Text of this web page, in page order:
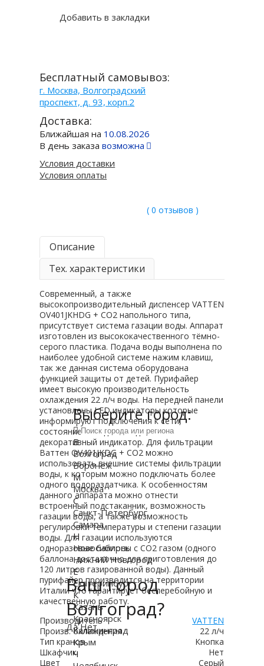
Добавить в закладки
Бесплатный самовывоз:
г. Москва, Волгоградский
проспект, д. 93, корп.2
Доставка:
Ближайшая на 10.08.2026
В день заказавозможна
Условия доставки
Условия оплаты
( 0 отзывов )
Описание
Тех. характеристики
Современный, а также
высокопроизводительный диспенсер VATTEN
OV401JKHDG + СО2 напольного типа,
присутствует система газации воды. Аппарат
изготовлен из высококачественного тёмно-
серого пластика. Подача воды выполнена по
наиболее удобной системе нажим клавиш,
так же данная система оборудована
функцией защиты от детей. Пурифайер
имеет высокую производительность
охлаждения 22 л/ч воды. На передней панели
установлены LED индикаторы которые
информируют подключения к сети,
состояние холодной воды, а также
декоративный индикатор. Для фильтрации
Ваттен OV401JKDG + СО2 можно
использовать внешние системы фильтрации
воды, к которым можно подключать более
одного водораздатчика. К особенностям
данного аппарата можно отнести
встроенный подстаканник, возможность
газации воды, а также возможность
регулировки температуры и степени газации
воды. Для газации используются
одноразовые баллоны с CO2 газом (одного
баллона достаточно для приготовления до
120 литров газированной воды). Данный
пурифайер производится на территории
Италии что гарантирует бесперебойную и
качественную работу.
Производитель
VATTEN
Произв. охлаждения
22 л/ч
Тип кранов
Кнопка
Шкафчик
Нет
Цвет
Серый
Ваш город
Волгоград?
Да Нет
Выберите город:
В
Волгоград
Воронеж
М
Москва
С
Санкт-Петербург
Самара
Н
Новосибирск
Нижний Новгород
Е
Екатеринбург
К
Казань
Красноярск
Калининград
Крым
Ч